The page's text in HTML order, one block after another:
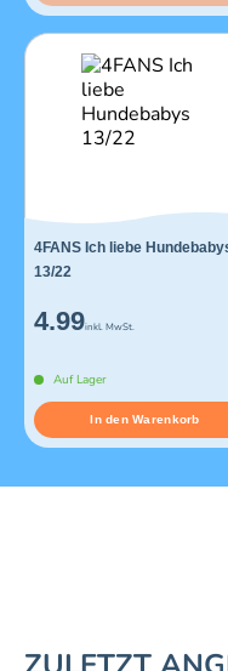
4FANS Ich liebe
13/22
4.99inkl. MwSt.
Auf Lager
In den Warenkorb